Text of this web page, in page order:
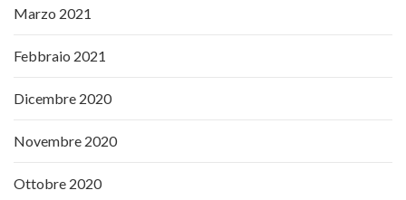
Marzo 2021
Febbraio 2021
Dicembre 2020
Novembre 2020
Ottobre 2020